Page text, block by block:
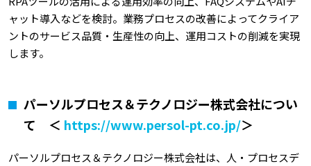
ャット導入などを検討。業務プロセスの改善によってクライア
ントのサービス品質・生産性の向上、運用コストの削減を実現
します。
パーソルプロセス＆テクノロジー株式会社につい
て ＜ https://www.persol-pt.co.jp/＞
パーソルプロセス＆テクノロジー株式会社は、人・プロセスデ